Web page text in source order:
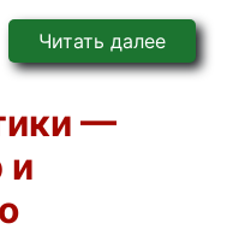
Читать далее
—
и